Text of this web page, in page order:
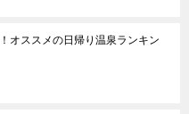
オススメの日帰り温泉ランキン